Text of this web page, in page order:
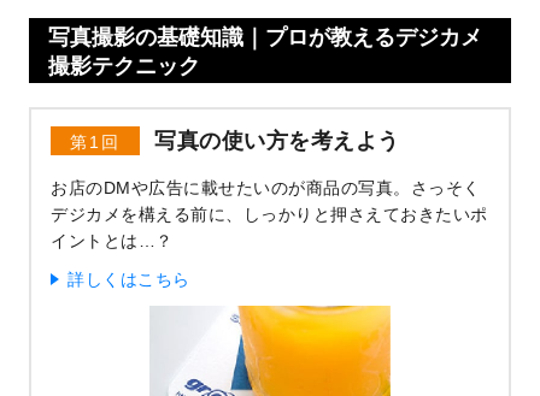
写真撮影の基礎知識｜プロが教えるデジカメ
撮影テクニック
第1回 写真の使い方を考えよう
お店のDMや広告に載せたいのが商品の写真。さっそく
デジカメを構える前に、しっかりと押さえておきたいポ
イントとは…？
詳しくはこちら